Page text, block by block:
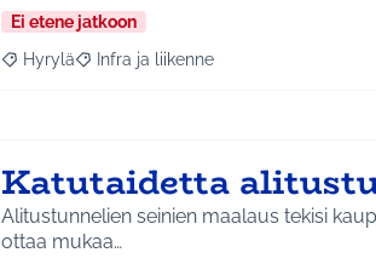
Ei etene jatkoon
Rajaa tulokset aihepiirin mukaan: Hyrylä
Hyrylä Rajaa tulokset teeman mukaan: Infra
Infra ja liikenne
Katutaidetta
Alitustunnelien seinien maalaus tekisi
ottaa mukaa…